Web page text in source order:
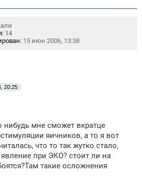
14
15 июн 2006, 13:38
20:25
нибудь мне сможет вкратце
яичников, а то я вот
что то так жутко стало,
при ЭКО? стоит ли на
такие осложнения